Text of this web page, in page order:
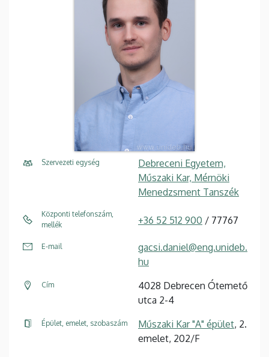
Szervezeti egység
Debreceni Egyetem,
Műszaki Kar, Mérnöki
Menedzsment Tanszék
Központi telefonszám,
mellék
+36 52 512 900 / 77767
E-mail
gacsi.daniel@eng.unideb.
hu
Cím
4028 Debrecen Ótemető
utca 2-4
Épület, emelet, szobaszám Műszaki Kar "A" épület, 2.
emelet, 202/F